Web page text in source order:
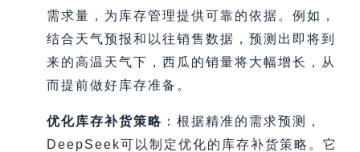
需求量，为库存管理提供可靠的依据。例如，
结合天气预报和以往销售数据，预测出即将到
来的高温天气下，西瓜的销量将大幅增长，从
而提前做好库存准备。
优化库存补货策略 ：根据精准的需求预测，
DeepSeek可以制定优化的库存补货策略。它